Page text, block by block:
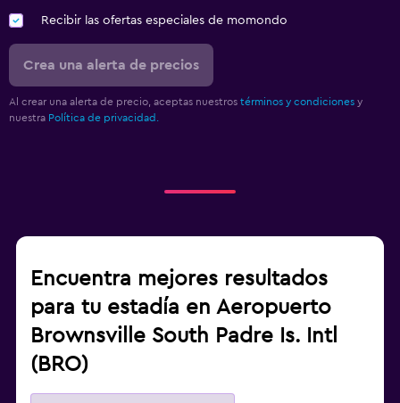
Recibir las ofertas especiales de momondo
Crea una alerta de precios
Al crear una alerta de precio, aceptas nuestros términos y condiciones y
nuestra Política de privacidad.
Encuentra mejores resultados
para tu estadía en Aeropuerto
Brownsville South Padre Is. Intl
(BRO)